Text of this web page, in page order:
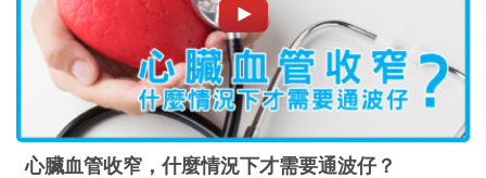
心臟血管收窄，什麼情況下才需要通波仔？